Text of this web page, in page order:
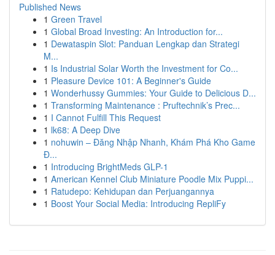
Published News
1 Green Travel
1 Global Broad Investing: An Introduction for...
1 Dewataspin Slot: Panduan Lengkap dan Strategi
M...
1 Is Industrial Solar Worth the Investment for Co...
1 Pleasure Device 101: A Beginner's Guide
1 Wonderhussy Gummies: Your Guide to Delicious D...
1 Transforming Maintenance : Pruftechnik’s Prec...
1 I Cannot Fulfill This Request
1 lk68: A Deep Dive
1 nohuwin – Đăng Nhập Nhanh, Khám Phá Kho Game
Đ...
1 Introducing BrightMeds GLP-1
1 American Kennel Club Miniature Poodle Mix Puppi...
1 Ratudepo: Kehidupan dan Perjuangannya
1 Boost Your Social Media: Introducing RepliFy